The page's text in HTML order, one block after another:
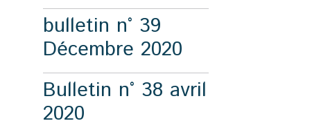
bulletin n° 39
Décembre 2020
Bulletin n° 38 avril
2020